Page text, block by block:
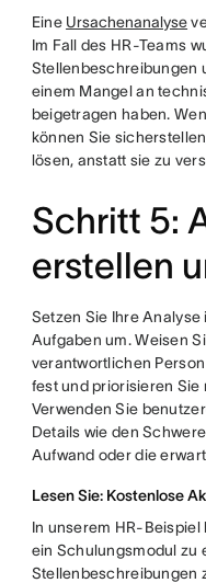
Eine Ursachenanalyse
Im Fall des HR-Teams
Stellenbeschreibungen
einem Mangel an
beigetragen haben.
können Sie
lösen, anstatt sie zu
Schritt 5:
erstellen
Setzen Sie Ihre
Aufgaben um. Weisen
verantwortlichen
fest und priorisieren
Verwenden Sie
Details wie den
Aufwand oder die
Lesen Sie: Kostenlose
In unserem HR-Beispiel
ein Schulungsmodul zu
Stellenbeschreibungen